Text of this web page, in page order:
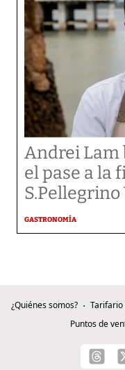
Andrei Lam
el pase a la
S.Pellegrino
GASTRONOMÍA
¿Quiénes somos? Tarifario
Puntos de